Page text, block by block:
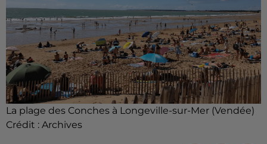
La plage des Conches à Longeville-sur-Mer (Vendée)
Crédit : Archives